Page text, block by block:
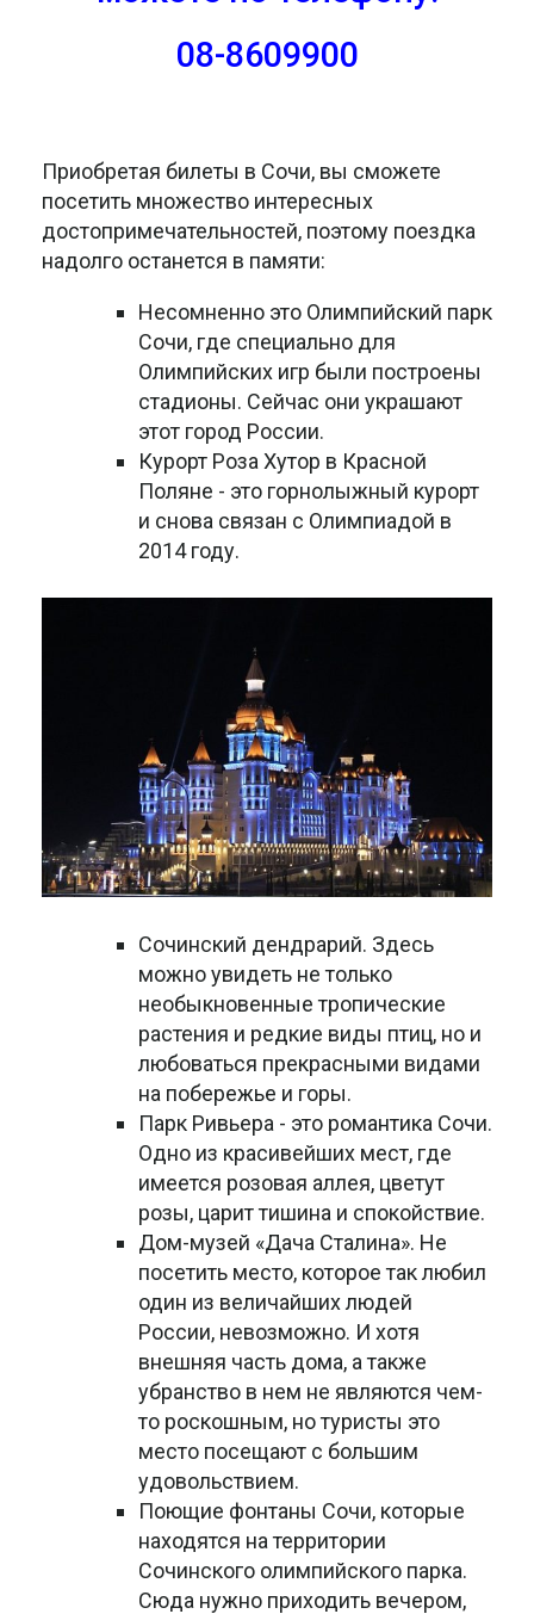
08-8609900
Приобретая билеты в Сочи, вы сможете
посетить множество интересных
достопримечательностей, поэтому поездка
надолго останется в памяти:
Несомненно это Олимпийский парк
Сочи, где специально для
Олимпийских игр были построены
стадионы. Сейчас они украшают
этот город России.
Курорт Роза Хутор в Красной
Поляне - это горнолыжный курорт
и снова связан с Олимпиадой в
2014 году.
Сочинский дендрарий. Здесь
можно увидеть не только
необыкновенные тропические
растения и редкие виды птиц, но и
любоваться прекрасными видами
на побережье и горы.
Парк Ривьера - это романтика Сочи.
Одно из красивейших мест, где
имеется розовая аллея, цветут
розы, царит тишина и спокойствие.
Дом-музей «Дача Сталина». Не
посетить место, которое так любил
один из величайших людей
России, невозможно. И хотя
внешняя часть дома, а также
убранство в нем не являются чем-
то роскошным, но туристы это
место посещают с большим
удовольствием.
Поющие фонтаны Сочи, которые
находятся на территории
Сочинского олимпийского парка.
Сюда нужно приходить вечером,